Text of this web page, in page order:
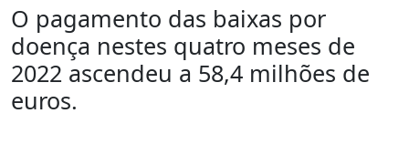
O pagamento das baixas por
doença nestes quatro meses de
2022 ascendeu a 58,4 milhões de
euros.